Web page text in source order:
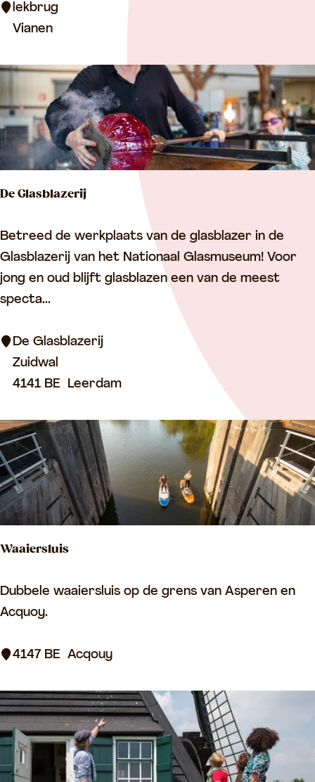
b
g
lekbrug
Vianen
De Glasblazerij
D
e
G
l
s
z
e
r
i
j
Betreed de werkplaats van de glasblazer in de
Glasblazerij van het Nationaal Glasmuseum! Voor
jong en oud blijft glasblazen een van de meest
specta...
De Glasblazerij
Zuidwal
4141 BE
Leerdam
Waaiersluis
W
a
i
r
s
l
Dubbele waaiersluis op de grens van Asperen en
Acquoy.
4147 BE Acqouy